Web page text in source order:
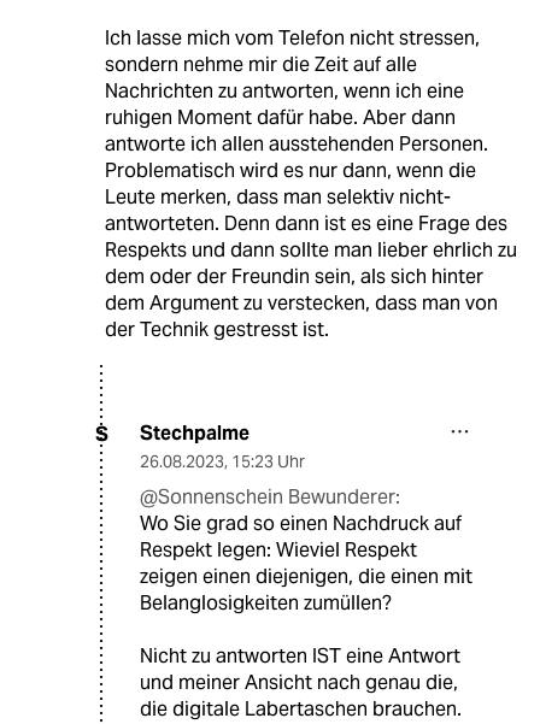
Ich lasse mich vom Telefon nicht stressen,
sondern nehme mir die Zeit auf alle
Nachrichten zu antworten, wenn ich eine
ruhigen Moment dafür habe. Aber dann
antworte ich allen ausstehenden Personen.
Problematisch wird es nur dann, wenn die
Leute merken, dass man selektiv nicht-
antworteten. Denn dann ist es eine Frage des
Respekts und dann sollte man lieber ehrlich zu
dem oder der Freundin sein, als sich hinter
dem Argument zu verstecken, dass man von
der Technik gestresst ist.
S Stechpalme
26.08.2023, 15:23 Uhr
@Sonnenschein Bewunderer:
Wo Sie grad so einen Nachdruck auf
Respekt legen: Wieviel Respekt
zeigen einen diejenigen, die einen mit
Belanglosigkeiten zumüllen?
Nicht zu antworten IST eine Antwort
und meiner Ansicht nach genau die,
die digitale Labertaschen brauchen.